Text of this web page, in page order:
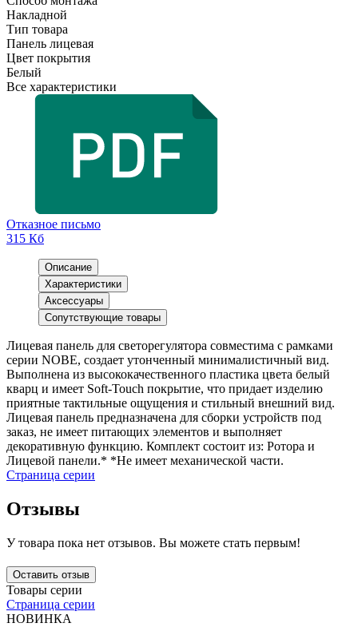
Накладной
Тип товара
Панель лицевая
Цвет покрытия
Белый
Все характеристики
Отказное письмо
315 Кб
Описание
Характеристики
Аксессуары
Сопутствующие товары
Лицевая панель для светорегулятора совместима с рамками
серии NOBE, создает утонченный минималистичный вид.
Выполнена из высококачественного пластика цвета белый
кварц и имеет Soft-Touch покрытие, что придает изделию
приятные тактильные ощущения и стильный внешний вид.
Лицевая панель предназначена для сборки устройств под
заказ, не имеет питающих элементов и выполняет
декоративную функцию. Комплект состоит из: Ротора и
Лицевой панели.* *Не имеет механической части.
Страница серии
Отзывы
У товара пока нет отзывов. Вы можете стать первым!
Оставить отзыв
Товары серии
Страница серии
НОВИНКА